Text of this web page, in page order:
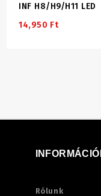
INF H8/H9/H11 LED
14,950 Ft
Rólunk